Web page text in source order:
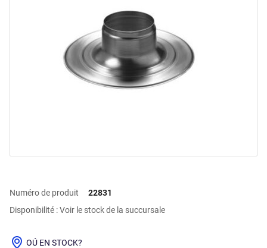
Numéro de produit
22831
Disponibilité : Voir le stock de la succursale
OÚ EN STOCK?